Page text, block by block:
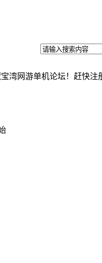
湾网游单机论坛！赶快注